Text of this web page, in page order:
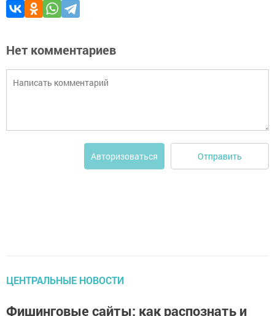
Нет комментариев
Авторизоваться Отправить
ЦЕНТРАЛЬНЫЕ НОВОСТИ
Фишинговые сайты: как распознать и